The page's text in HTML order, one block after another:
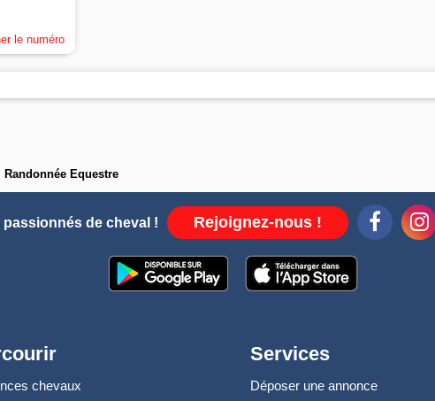
le numéro
Randonnée Equestre
passionnés de cheval ! Rejoignez-nous !
chevaux
Services
Déposer une annonce